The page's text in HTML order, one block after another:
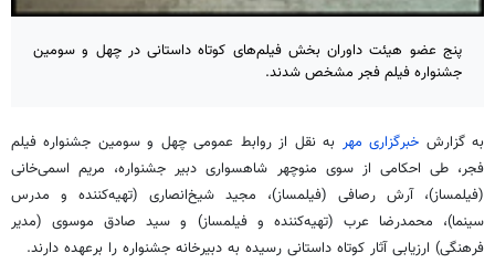
پنج عضو هیئت داوران بخش فیلم‌های کوتاه داستانی در چهل و سومین
جشنواره فیلم فجر مشخص شدند.
به گزارش خبرگزاری مهر به نقل از روابط عمومی چهل و سومین جشنواره فیلم
فجر، طی احکامی از سوی منوچهر شاهسواری دبیر جشنواره، مریم اسمی‌خانی
(فیلمساز)، آرش رصافی (فیلمساز)، مجید شیخ‌انصاری (تهیه‌کننده و مدرس
سینما)، محمدرضا عرب (تهیه‌کننده و فیلمساز) و سید صادق موسوی (مدیر
فرهنگی) ارزیابی آثار کوتاه داستانی رسیده به دبیرخانه جشنواره را برعهده دارند.